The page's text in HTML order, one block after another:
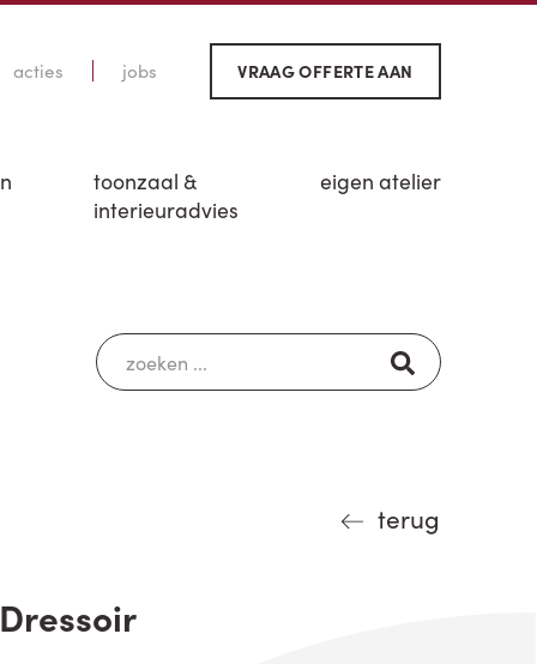
acties jobs VRAAG OFFERTE AAN
toonzaal &
interieuradvies
eigen atelier
terug